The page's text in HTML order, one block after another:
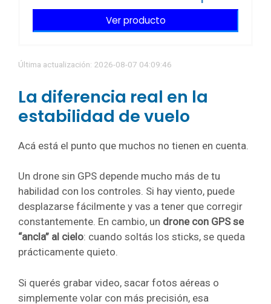
Ver producto
Última actualización: 2026-08-07 04:09:46
La diferencia real en la
estabilidad de vuelo
Acá está el punto que muchos no tienen en cuenta.
Un drone sin GPS depende mucho más de tu
habilidad con los controles. Si hay viento, puede
desplazarse fácilmente y vas a tener que corregir
constantemente. En cambio, un drone con GPS se
“ancla” al cielo: cuando soltás los sticks, se queda
prácticamente quieto.
Si querés grabar video, sacar fotos aéreas o
simplemente volar con más precisión, esa